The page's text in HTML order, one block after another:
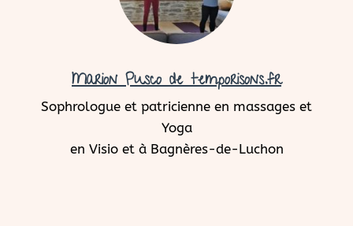
Marion Pusco de temporisons.fr
Sophrologue et patricienne en massages et
Yoga
en Visio et à Bagnères-de-Luchon